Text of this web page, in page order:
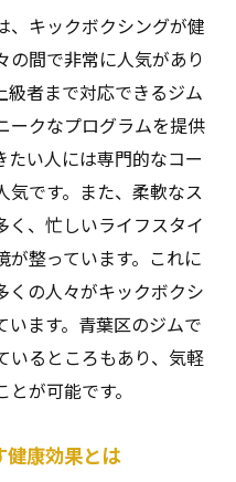
、キックボクシングが健
の間で非常に人気があり
級者まで対応できるジム
ークなプログラムを提供
たい人には専門的なコー
気です。また、柔軟なス
く、忙しいライフスタイ
が整っています。これに
くの人々がキックボクシ
います。青葉区のジムで
いるところもあり、気軽
が可能です。
健康効果とは